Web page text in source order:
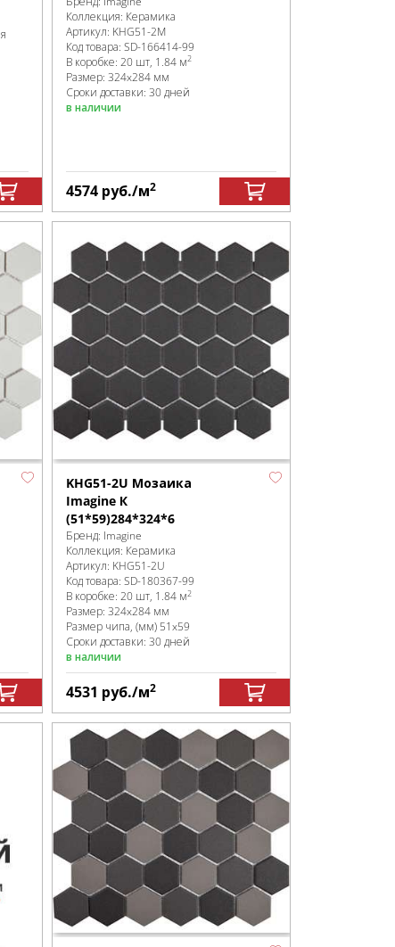
Коллекция: Керамика
Артикул: KHG51-2M
Код товара: SD-166414-99
В коробке: 20 шт, 1.84 м2
Размер: 324x284 мм
Сроки доставки: 30 дней
в наличии
4574 руб./м2
KHG51-2U Мозаика
Imagine К
(51*59)284*324*6
Бренд: Imagine
Коллекция: Керамика
Артикул: KHG51-2U
Код товара: SD-180367-99
В коробке: 20 шт, 1.84 м2
Размер: 324x284 мм
Размер чипа, (мм) 51x59
Сроки доставки: 30 дней
в наличии
4531 руб./м2